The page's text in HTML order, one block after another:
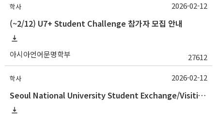
학사
(~2/12) U7+ Student Challenge 참가자 모집 안내
아시아언어문명학부 27612
2026-02-12
학사
Seoul National University Student Exchange/Visiting Program Guideline (Fall 2026 Admission) / 2026학년도 2학기 국제교환방문학생 프로그램 선발 절차 안
2026-02-12